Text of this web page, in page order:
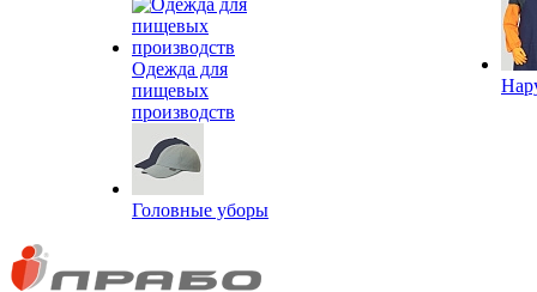
Одежда для
пищевых
производств
Головные уборы